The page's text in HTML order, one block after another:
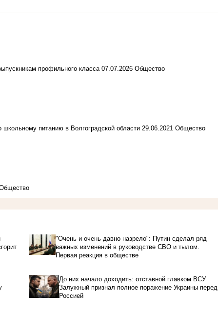
профильного класса 07.07.2026 Общество
школьному питанию в Волгоградской области 29.06.2021 Общество
"Очень и очень давно назрело": Путин сделал ряд
важных изменений в руководстве СВО и тылом.
Первая реакция в обществе
До них начало доходить: отставной главком ВСУ
Залужный признал полное поражение Украины перед
Россией